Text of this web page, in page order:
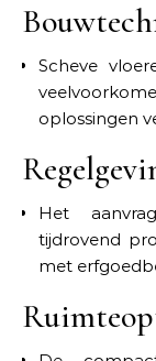
Scheve
oplossingen
Het
tijdrovend
met